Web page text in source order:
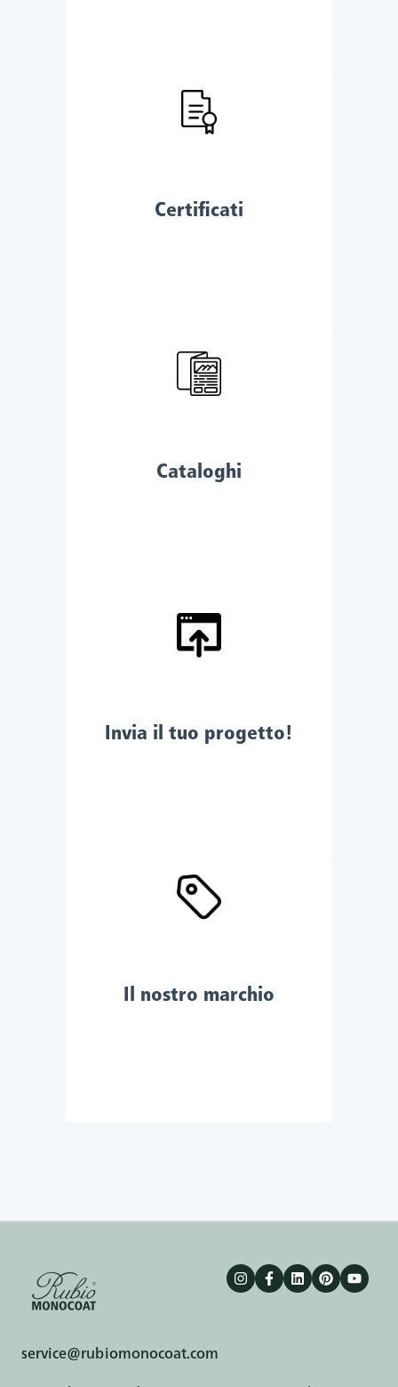
Certificati
Cataloghi
Invia il tuo progetto!
Il nostro marchio
service@rubiomonocoat.com